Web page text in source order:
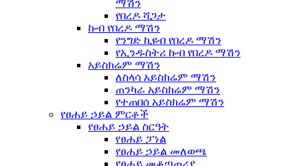
ማሽን
የበረዶ ሻጋታ
ኩብ የበረዶ ማሽን
የንግድ ኪዩብ የበረዶ ማሽን
የኢንዱስትሪ ኩብ የበረዶ ማሽን
አይስክሬም ማሽን
ለስላሳ አይስክሬም ማሽን
ጠንካራ አይስክሬም ማሽን
የተጠበሰ አይስክሬም ማሽን
የፀሐይ ኃይል ምርቶች
የፀሐይ ኃይል ስርዓት
የፀሐይ ፓነል
የፀሐይ ኃይል መለወጫ
የፀሐይ መቆጣጠሪያ